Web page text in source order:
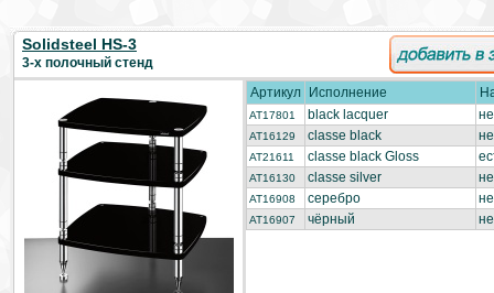
Solidsteel HS-3
3-х полочный стенд
Артикул
Исполнение
AT17801 black lacquer
AT16129 classe black
AT21611 classe black Gloss
AT16130 classe silver
AT16908 серебро
AT16907 чёрный